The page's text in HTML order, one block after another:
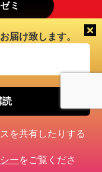
届け致します。
を共有したりする
ーをご覧くださ
ミ
取材
講演依頼